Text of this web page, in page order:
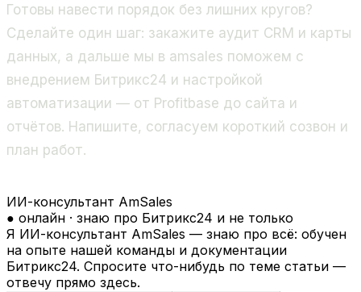
Готовы навести порядок без лишних кругов?
Сделайте один шаг: закажите аудит CRM и карты
данных, а дальше мы в amsales поможем с
внедрением Битрикс24 и настройкой
автоматизации — от Profitbase до сайта и
отчётов. Напишите, согласуем короткий созвон и
план работ.
ИИ-консультант AmSales
● онлайн · знаю про Битрикс24 и не только
Я ИИ-консультант AmSales — знаю про всё: обучен
на опыте нашей команды и документации
Битрикс24. Спросите что-нибудь по теме статьи —
отвечу прямо здесь.